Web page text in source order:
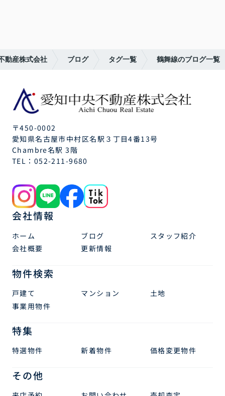
動産株式会社 ブログ タグ一覧 鶴舞線のブログ一覧
〒450-0002
愛知県名古屋市中村区名駅３丁目4番13号
Chambre名駅 3階
TEL： 052-211-9680
会社情報
ホーム ブログ
スタッフ紹介
会社概要
更新情報
物件検索
戸建て マンション
土地
事業用物件
特集
特選物件 新着物件 価格変更物件
その他